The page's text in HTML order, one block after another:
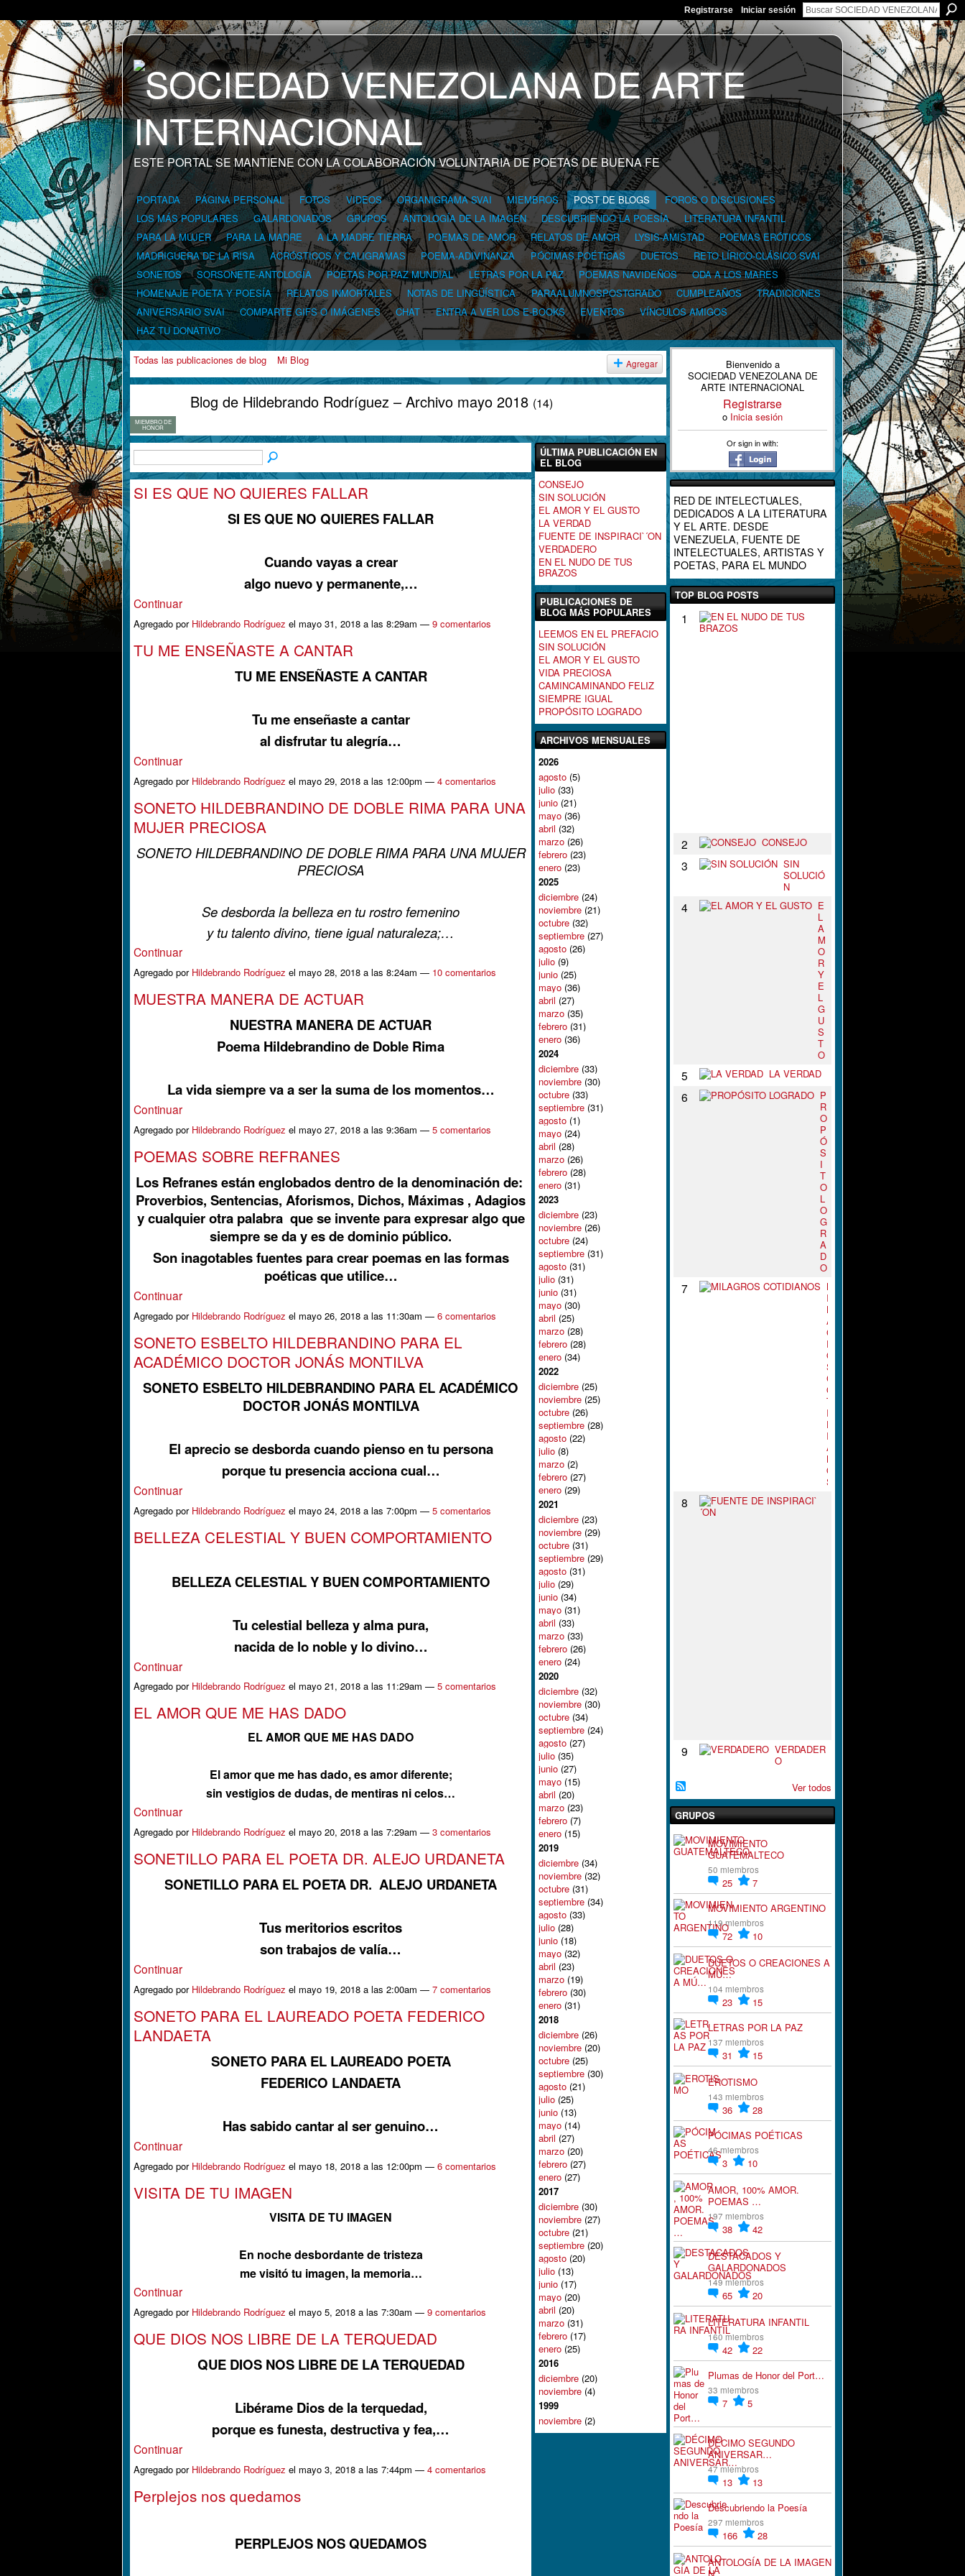
Registrarse Iniciar sesión
ESTE PORTAL SE MANTIENE CON LA COLABORACIÓN VOLUNTARIA DE POETAS DE BUENA FE
PORTADA PÁGINA PERSONAL FOTOS VIDEOS ORGANIGRAMA SVAI MIEMBROS POST DE BLOGS
FOROS O DISCUSIONES
LOS MÁS POPULARES
GALARDONADOS GRUPOS ANTOLOGÍA DE LA IMAGEN DESCUBRIENDO LA POESÍA
LITERATURA INFANTIL
PARA LA MUJER
PARA LA MADRE A LA MADRE TIERRA POEMAS DE AMOR RELATOS DE AMOR LYSIS-AMISTAD
POEMAS ERÓTICOS
MADRIGUERA DE LA RISA
ACRÓSTICOS Y CALIGRAMAS POEMA-ADIVINANZA PÓCIMAS POÉTICAS DUETOS
RETO LÍRICO-CLÁSICO SVAI
SONETOS
SORSONETE-ANTOLOGÍA POETAS POR PAZ MUNDIAL LETRAS POR LA PAZ POEMAS NAVIDEÑOS
ODA A LOS MARES
HOMENAJE POETA Y POESÍA
RELATOS INMORTALES NOTAS DE LINGÜÍSTICA PARAALUMNOSPOSTGRADO CUMPLEAÑOS
TRADICIONES
ANIVERSARIO SVAI
COMPARTE GIFS O IMÁGENES CHAT ENTRA A VER LOS E-BOOKS EVENTOS
VÍNCULOS AMIGOS
HAZ TU DONATIVO
Todas las publicaciones de blog Mi Blog Agregar
MIEMBRO DE
HONOR
Blog de Hildebrando Rodríguez – Archivo mayo 2018 (14)
SI ES QUE NO QUIERES FALLAR
SI ES QUE NO QUIERES FALLAR
Cuando vayas a crear
algo nuevo y permanente,…
Continuar
Agregado por Hildebrando Rodríguez el mayo 31, 2018 a las 8:29am — 9 comentarios
TU ME ENSEÑASTE A CANTAR
TU ME ENSEÑASTE A CANTAR
Tu me enseñaste a cantar
al disfrutar tu alegría…
Continuar
Agregado por Hildebrando Rodríguez el mayo 29, 2018 a las 12:00pm — 4 comentarios
SONETO HILDEBRANDINO DE DOBLE RIMA PARA UNA
MUJER PRECIOSA
SONETO HILDEBRANDINO DE DOBLE RIMA PARA UNA MUJER
PRECIOSA
Se desborda la belleza en tu rostro femenino
y tu talento divino, tiene igual naturaleza;…
Continuar
Agregado por Hildebrando Rodríguez el mayo 28, 2018 a las 8:24am — 10 comentarios
MUESTRA MANERA DE ACTUAR
NUESTRA MANERA DE ACTUAR
Poema Hildebrandino de Doble Rima
La vida siempre va a ser la suma de los momentos…
Continuar
Agregado por Hildebrando Rodríguez el mayo 27, 2018 a las 9:36am — 5 comentarios
POEMAS SOBRE REFRANES
Los Refranes están englobados dentro de la denominación de:
Proverbios, Sentencias, Aforismos, Dichos, Máximas , Adagios
y cualquier otra palabra que se invente para expresar algo que
siempre se da y es de dominio público.
Son inagotables fuentes para crear poemas en las formas
poéticas que utilice…
Continuar
Agregado por Hildebrando Rodríguez el mayo 26, 2018 a las 11:30am — 6 comentarios
SONETO ESBELTO HILDEBRANDINO PARA EL
ACADÉMICO DOCTOR JONÁS MONTILVA
SONETO ESBELTO HILDEBRANDINO PARA EL ACADÉMICO
DOCTOR JONÁS MONTILVA
El aprecio se desborda cuando pienso en tu persona
porque tu presencia acciona cual…
Continuar
Agregado por Hildebrando Rodríguez el mayo 24, 2018 a las 7:00pm — 5 comentarios
BELLEZA CELESTIAL Y BUEN COMPORTAMIENTO
BELLEZA CELESTIAL Y BUEN COMPORTAMIENTO
Tu celestial belleza y alma pura,
nacida de lo noble y lo divino…
Continuar
Agregado por Hildebrando Rodríguez el mayo 21, 2018 a las 11:29am — 5 comentarios
EL AMOR QUE ME HAS DADO
EL AMOR QUE ME HAS DADO
El amor que me has dado, es amor diferente;
sin vestigios de dudas, de mentiras ni celos…
Continuar
Agregado por Hildebrando Rodríguez el mayo 20, 2018 a las 7:29am — 3 comentarios
SONETILLO PARA EL POETA DR. ALEJO URDANETA
SONETILLO PARA EL POETA DR. ALEJO URDANETA
Tus meritorios escritos
son trabajos de valía…
Continuar
Agregado por Hildebrando Rodríguez el mayo 19, 2018 a las 2:00am — 7 comentarios
SONETO PARA EL LAUREADO POETA FEDERICO
LANDAETA
SONETO PARA EL LAUREADO POETA
FEDERICO LANDAETA
Has sabido cantar al ser genuino…
Continuar
Agregado por Hildebrando Rodríguez el mayo 18, 2018 a las 12:00pm — 6 comentarios
VISITA DE TU IMAGEN
VISITA DE TU IMAGEN
En noche desbordante de tristeza
me visitó tu imagen, la memoria…
Continuar
Agregado por Hildebrando Rodríguez el mayo 5, 2018 a las 7:30am — 9 comentarios
QUE DIOS NOS LIBRE DE LA TERQUEDAD
QUE DIOS NOS LIBRE DE LA TERQUEDAD
Libérame Dios de la terquedad,
porque es funesta, destructiva y fea,…
Continuar
Agregado por Hildebrando Rodríguez el mayo 3, 2018 a las 7:44pm — 4 comentarios
Perplejos nos quedamos
PERPLEJOS NOS QUEDAMOS
ÚLTIMA PUBLICACIÓN EN
EL BLOG
CONSEJO
SIN SOLUCIÓN
EL AMOR Y EL GUSTO
LA VERDAD
FUENTE DE INSPIRACI`´ON
VERDADERO
EN EL NUDO DE TUS
BRAZOS
PUBLICACIONES DE
BLOG MÁS POPULARES
LEEMOS EN EL PREFACIO
SIN SOLUCIÓN
EL AMOR Y EL GUSTO
VIDA PRECIOSA
CAMINCAMINANDO FELIZ
SIEMPRE IGUAL
PROPÓSITO LOGRADO
ARCHIVOS MENSUALES
2026
agosto (5)
julio (33)
junio (21)
mayo (36)
abril (32)
marzo (26)
febrero (23)
enero (23)
2025
diciembre (24)
noviembre (21)
octubre (32)
septiembre (27)
agosto (26)
julio (9)
junio (25)
mayo (36)
abril (27)
marzo (35)
febrero (31)
enero (36)
2024
diciembre (33)
noviembre (30)
octubre (33)
septiembre (31)
agosto (1)
mayo (24)
abril (28)
marzo (26)
febrero (28)
enero (31)
2023
diciembre (23)
noviembre (26)
octubre (24)
septiembre (31)
agosto (31)
julio (31)
junio (31)
mayo (30)
abril (25)
marzo (28)
febrero (28)
enero (34)
2022
diciembre (25)
noviembre (25)
octubre (26)
septiembre (28)
agosto (22)
julio (8)
marzo (2)
febrero (27)
enero (29)
2021
diciembre (23)
noviembre (29)
octubre (31)
septiembre (29)
agosto (31)
julio (29)
junio (34)
mayo (31)
abril (33)
marzo (33)
febrero (26)
enero (24)
2020
diciembre (32)
noviembre (30)
octubre (34)
septiembre (24)
agosto (27)
julio (35)
junio (27)
mayo (15)
abril (20)
marzo (23)
febrero (7)
enero (15)
2019
diciembre (34)
noviembre (32)
octubre (31)
septiembre (34)
agosto (33)
julio (28)
junio (18)
mayo (32)
abril (23)
marzo (19)
febrero (30)
enero (31)
2018
diciembre (26)
noviembre (20)
octubre (25)
septiembre (30)
agosto (21)
julio (25)
junio (13)
mayo (14)
abril (27)
marzo (20)
febrero (27)
enero (27)
2017
diciembre (30)
noviembre (27)
octubre (21)
septiembre (20)
agosto (20)
julio (13)
junio (17)
mayo (20)
abril (20)
marzo (31)
febrero (17)
enero (25)
2016
diciembre (20)
noviembre (4)
1999
noviembre (2)
Bienvenido a
SOCIEDAD VENEZOLANA DE
ARTE INTERNACIONAL
Registrarse
o Inicia sesión
Or sign in with:
RED DE INTELECTUALES,
DEDICADOS A LA LITERATURA
Y EL ARTE. DESDE
VENEZUELA, FUENTE DE
INTELECTUALES, ARTISTAS Y
POETAS, PARA EL MUNDO
TOP BLOG POSTS
1
2 CONSEJO
3
SIN
SOLUCIÓ
N
4
E
L
A
M
O
R
Y
E
L
G
U
S
T
O
5 LA VERDAD
6
P
R
O
P
Ó
S
I
T
O
L
O
G
R
A
D
O
7
M
I
L
A
G
R
O
S
C
O
T
I
D
I
A
N
O
8
9
VERDADER
O
Ver todos
GRUPOS
MOVIMIENTO
GUATEMALTECO
50 miembros
25
7
MOVIMIENTO ARGENTINO
119 miembros
72
10
DUETOS O CREACIONES A
MÚ…
104 miembros
23
15
LETRAS POR LA PAZ
137 miembros
31
15
EROTISMO
143 miembros
36
28
PÓCIMAS POÉTICAS
46 miembros
3
10
AMOR, 100% AMOR.
POEMAS …
197 miembros
38
42
DESTACADOS Y
GALARDONADOS
149 miembros
65
20
LITERATURA INFANTIL
160 miembros
42
22
Plumas de Honor del Port…
33 miembros
7 5
DÉCIMO SEGUNDO
ANIVERSAR…
47 miembros
13
13
Descubriendo la Poesía
297 miembros
166
28
ANTOLOGÍA DE LA IMAGEN
N…